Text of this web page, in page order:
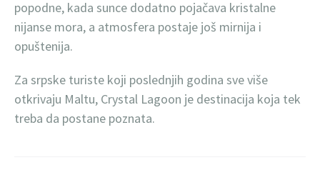
popodne, kada sunce dodatno pojačava kristalne
nijanse mora, a atmosfera postaje još mirnija i
opuštenija.
Za srpske turiste koji poslednjih godina sve više
otkrivaju Maltu, Crystal Lagoon je destinacija koja tek
treba da postane poznata.